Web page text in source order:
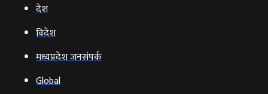
देश
विदेश
मध्यप्रदेश जनसंपर्क
Global